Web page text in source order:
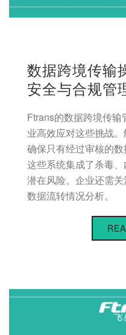
数据跨境传输
安全与合规管
Ftrans的数据跨境传
业高效应对这些挑战
确保只有经过审核的数
这些系统集成了杀毒
潜在风险。企业还需
数据流转情况分析。